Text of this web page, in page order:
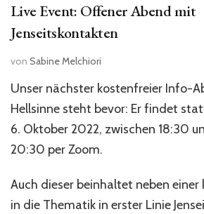
Live Event: Offener Abend mit
Jenseitskontakten
von Sabine Melchiori
Unser nächster kostenfreier Info-
Hellsinne steht bevor: Er findet
6. Oktober 2022, zwischen 18:30
20:30 per Zoom.
Auch dieser beinhaltet neben einer
in die Thematik in erster Linie